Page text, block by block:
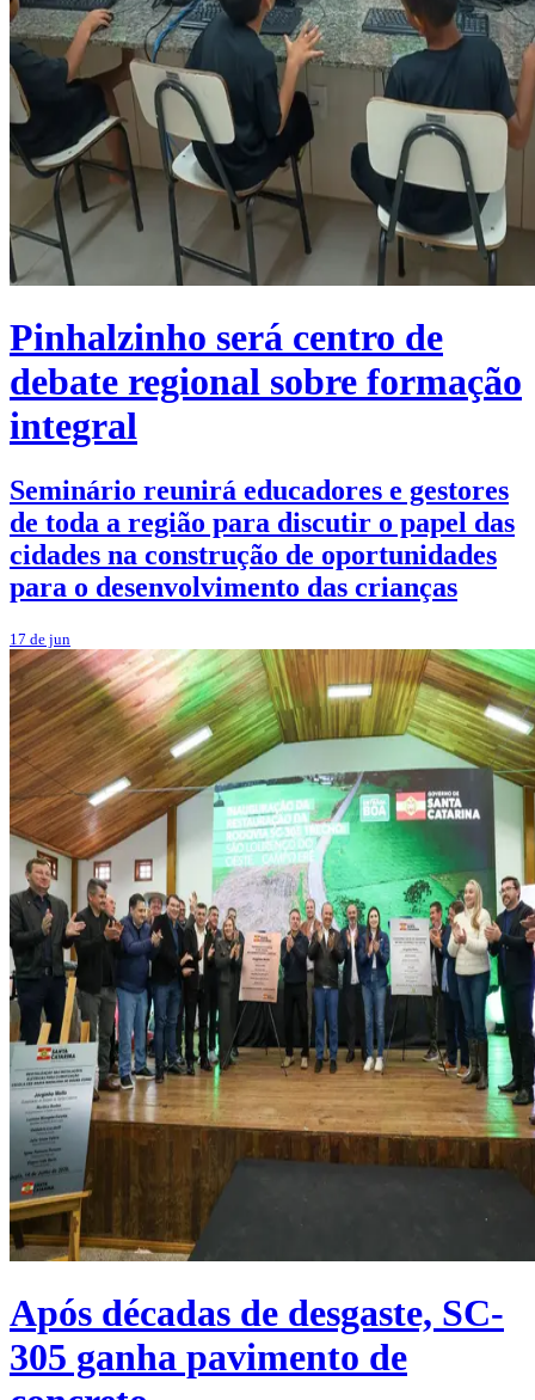
Pinhalzinho será centro de
debate regional sobre formação
integral
Seminário reunirá educadores e gestores
de toda a região para discutir o papel das
cidades na construção de oportunidades
para o desenvolvimento das crianças
17 de jun
Após décadas de desgaste, SC-
305 ganha pavimento de